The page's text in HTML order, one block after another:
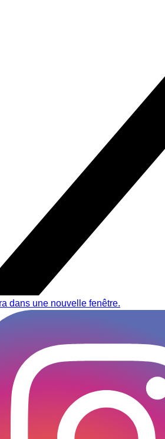
dans une nouvelle fenêtre.